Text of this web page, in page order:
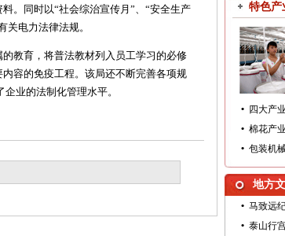
。同时以“社会综治宣传月”、“安全生产
关电力法律法规。
教育，将普法教材列入员工学习的必修
容的免疫工程。该局还不断完善各项规
业的法制化管理水平。
特色产
•
四大产业
• 棉花产业
• 包装机
地方
• 马致远
• 泰山行